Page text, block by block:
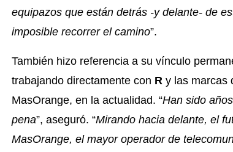
equipazos que están detrás -y delante- de
imposible recorrer el camino”.
También hizo referencia a su vínculo
trabajando directamente con R y las marcas
MasOrange, en la actualidad. “Han sido
pena”, aseguró. “Mirando hacia delante, el
MasOrange, el mayor operador de